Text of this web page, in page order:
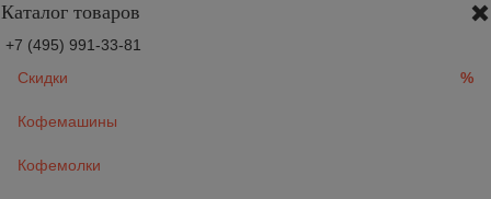
Каталог товаров
+7 (495) 991-33-81
Скидки
%
Кофемашины
Кофемолки